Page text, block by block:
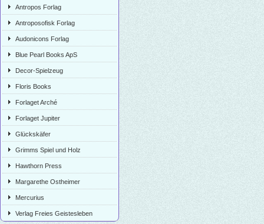
Antropos Forlag
Antroposofisk Forlag
Audonicons Forlag
Blue Pearl Books ApS
Decor-Spielzeug
Floris Books
Forlaget Arché
Forlaget Jupiter
Glückskäfer
Grimms Spiel und Holz
Hawthorn Press
Margarethe Ostheimer
Mercurius
Verlag Freies Geistesleben